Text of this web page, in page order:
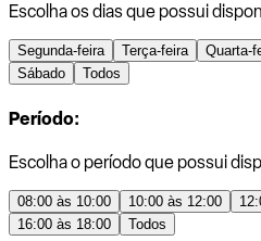
Escolha os dias que possui
Segunda-feira Terça-feira Quarta-
Sábado
Todos
Período:
Escolha o período que possui
08:00 às 10:00 10:00 às 12:00
16:00 às 18:00
Todos